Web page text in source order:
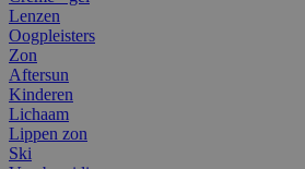
Lenzen
Oogpleisters
Zon
Aftersun
Kinderen
Lichaam
Lippen zon
Ski